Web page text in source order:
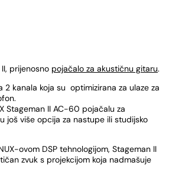
prijenosno pojačalo za akustičnu gitaru.
2 kanala koja su optimizirana za ulaze za
Stageman II AC-60 pojačalu za
još više opcija za nastupe ili studijsko
ovom DSP tehnologijom, Stageman II
zvuk s projekcijom koja nadmašuje